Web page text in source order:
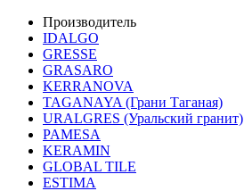
Производитель
IDALGO
GRESSE
GRASARO
KERRANOVA
TAGANAYA (Грани Таганая)
URALGRES (Уральский гранит)
PAMESA
KERAMIN
GLOBAL TILE
ESTIMA